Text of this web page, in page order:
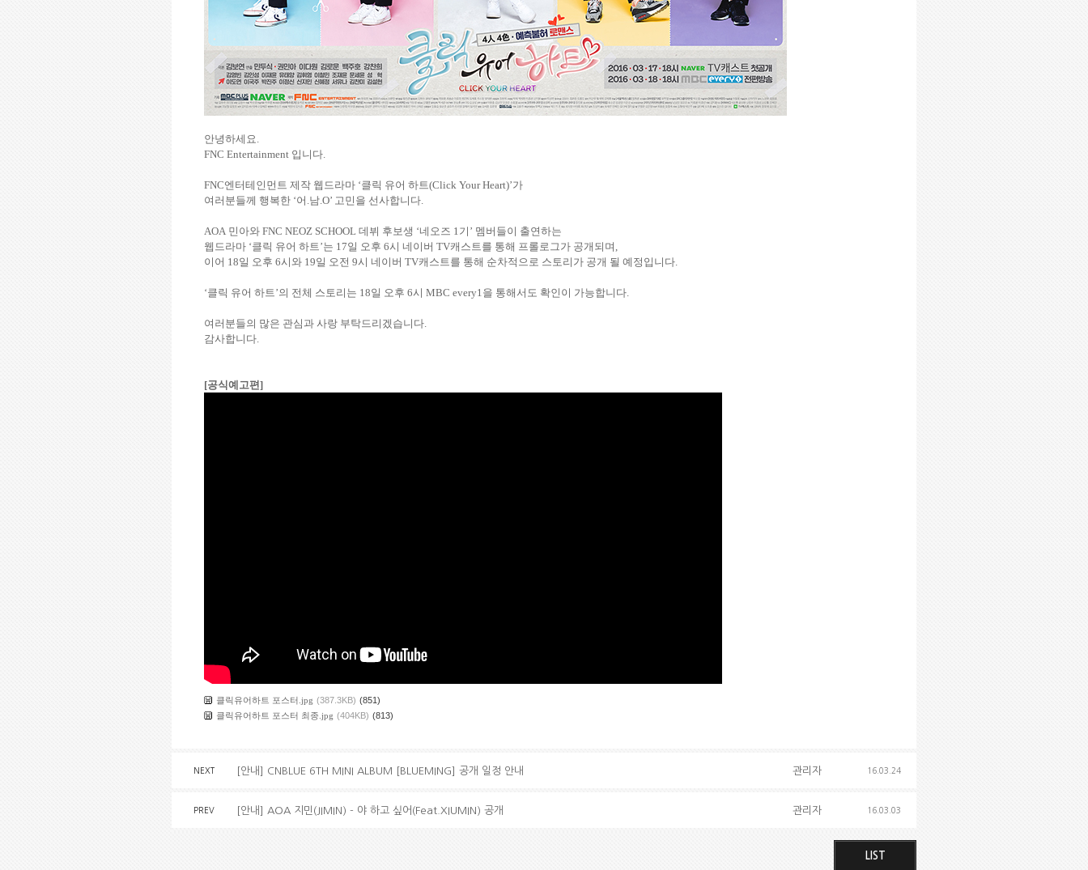
안녕하세요.
FNC Entertainment 입니다.
FNC엔터테인먼트 제작 웹드라마 ‘클릭 유어 하트(Click Your Heart)’가
여러분들께 행복한 ‘어 .남.O’ 고민을 선사합니다.
AOA 민아와 FNC NEOZ SCHOOL 데뷔 후보생 ‘네오즈 1기 ’ 멤버들이 출연하는
웹드라마 ‘클릭 유어 하트’는 17일 오후 6시 네이버 TV캐스트를 통해 프롤로그가 공개되며 ,
이어 18일 오후 6시와 19일 오전 9시 네이버 TV캐스트를 통해 순차적으로 스토리가 공개 될 예정입니다.
‘클릭 유어 하트’의 전체 스토리는 18일 오후 6시 MBC every1을 통해서도 확인이 가능합니다.
여러분들의 많은 관심과 사랑 부탁드리겠습니다.
감사합니다.
[공식예고편]
클릭유어하트 포스터.jpg (387.3KB) (851)
클릭유어하트 포스터 최종.jpg (404KB) (813)
NEXT [안내] CNBLUE 6TH MINI ALBUM [BLUEMING] 공개 일정 안내 관리자 16.03.24
PREV [안내] AOA 지민(JIMIN) - 야 하고 싶어(Feat.XIUMIN) 공개 관리자 16.03.03
LIST